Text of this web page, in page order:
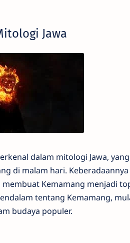
Jawa
dalam mitologi Jawa,
di malam hari.
Kemamang menjadi
tentang Kemamang,
budaya populer.